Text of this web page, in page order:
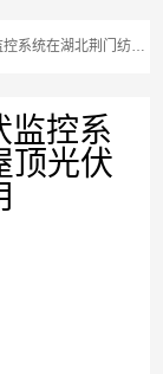
纺织等屋顶光伏发电项目中应用
监控系
顶光伏